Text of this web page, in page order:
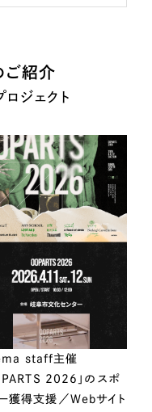
ご紹介
ジェクト
staff主催
2026」のスポ
獲得支援／Webサイト